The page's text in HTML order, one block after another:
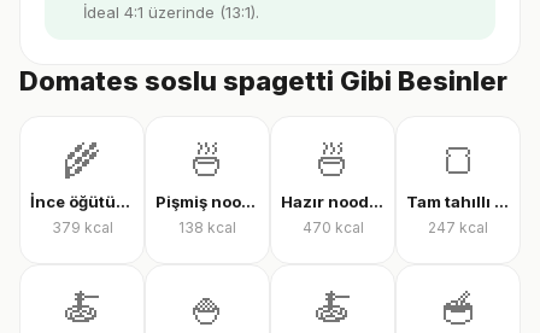
İdeal 4:1 üzerinde (13:1).
Domates soslu spagetti Gibi Besinler
🌾
İnce öğütülmüş yulaf (çiğ)
379 kcal
🍜
Pişmiş noodle
138 kcal
🍜
Hazır noodle (kuru)
470 kcal
🍞
Tam tahıllı tam buğday ekmeği
247 kcal
🍝 🍚 🍝 🥣